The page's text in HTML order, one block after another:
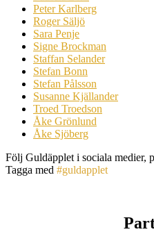
Peter Karlberg
Roger Säljö
Sara Penje
Signe Brockman
Staffan Selander
Stefan Bonn
Stefan Pålsson
Susanne Kjällander
Troed Troedson
Åke Grönlund
Åke Sjöberg
Följ Guldäpplet i sociala medier,
Tagga med #guldapplet